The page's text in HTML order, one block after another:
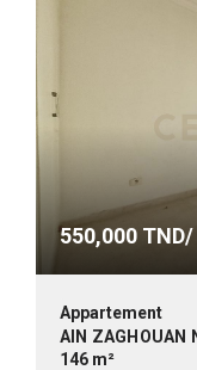
550,000
Appartement
AIN ZAGHOUAN
146 m²